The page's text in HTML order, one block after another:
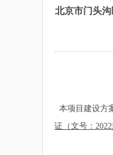
北京市门头沟
本项目建设方
证（文号：